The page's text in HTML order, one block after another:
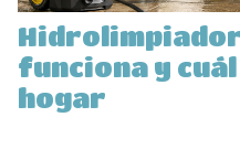
funciona y
hogar